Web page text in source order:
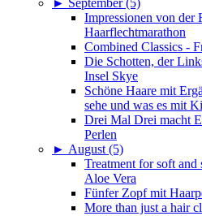
► September (5)
Impressionen von der
Haarflechtmarathon
Combined Classics -
Die Schotten, der
Insel Skye
Schöne Haare mit
sehe und was es mit
Drei Mal Drei macht
Perlen
► August (5)
Treatment for soft
Aloe Vera
Fünfer Zopf mit
More than just a hair